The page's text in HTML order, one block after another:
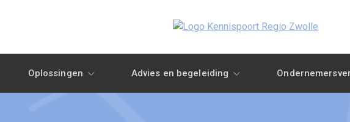
Oplossingen Advies en begeleiding